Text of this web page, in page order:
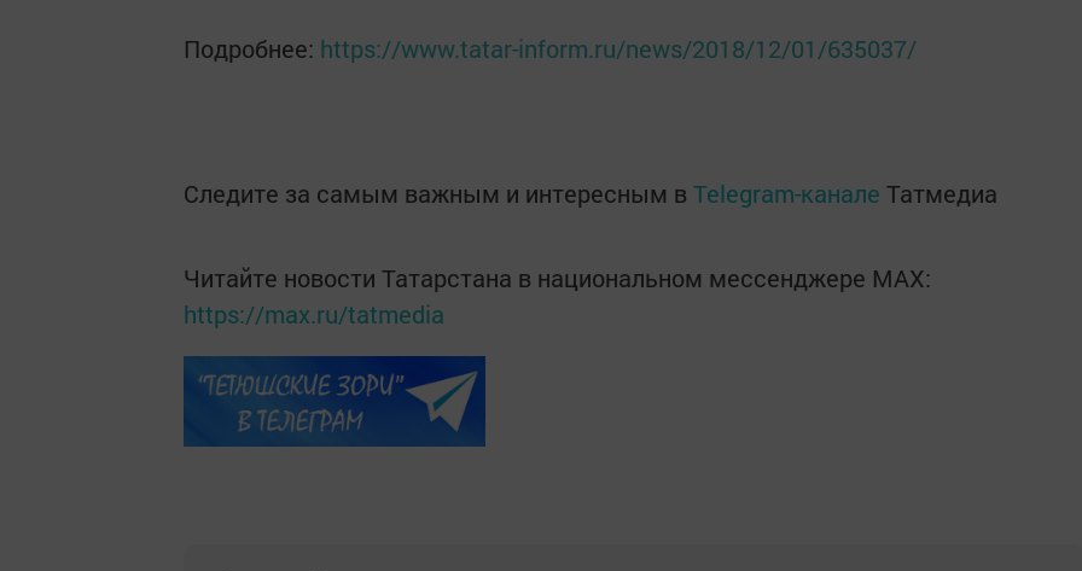
Подробнее: https://www.tatar-inform.ru/news/2018/12/01/635037/
Следите за самым важным и интересным в Telegram-канале Татмедиа
Читайте новости Татарстана в национальном мессенджере MАХ:
https://max.ru/tatmedia